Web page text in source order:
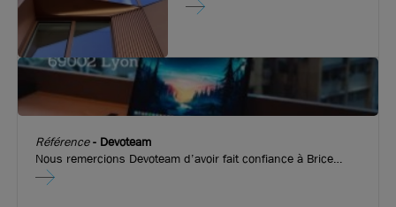
Référence- Devoteam
Nous remercions Devoteam d’avoir fait confiance à Brice
Robert Arthur Loyd pour l’implantation de leurs nouveaux